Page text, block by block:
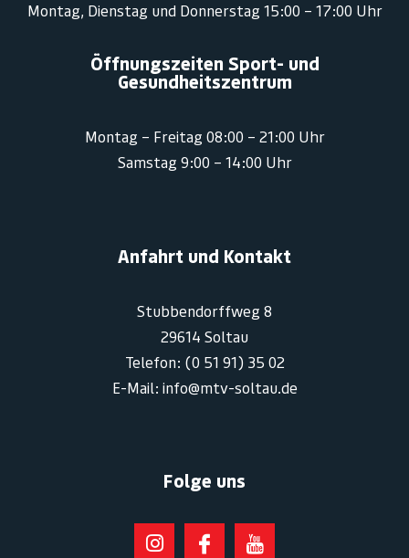
Montag, Dienstag und Donnerstag 15:00 – 17:00 Uhr
Öffnungszeiten Sport- und
Gesundheitszentrum
Montag – Freitag 08:00 – 21:00 Uhr
Samstag 9:00 – 14:00 Uhr
Anfahrt und Kontakt
Stubbendorffweg 8
29614 Soltau
Telefon: (0 51 91) 35 02
E-Mail: info@mtv-soltau.de
Folge uns